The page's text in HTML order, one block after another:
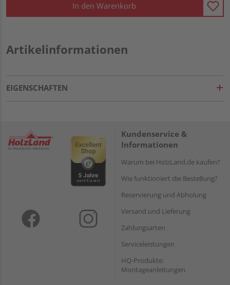
In den Warenkorb
Artikelinformationen
EIGENSCHAFTEN
Kundenservice &
Informationen
Warum bei HolzLand.de kaufen?
Wie funktioniert die Bestellung?
Reservierung und Abholung
Versand und Lieferung
Zahlungsarten
Serviceleistungen
HQ-Produkte:
Montageanleitungen